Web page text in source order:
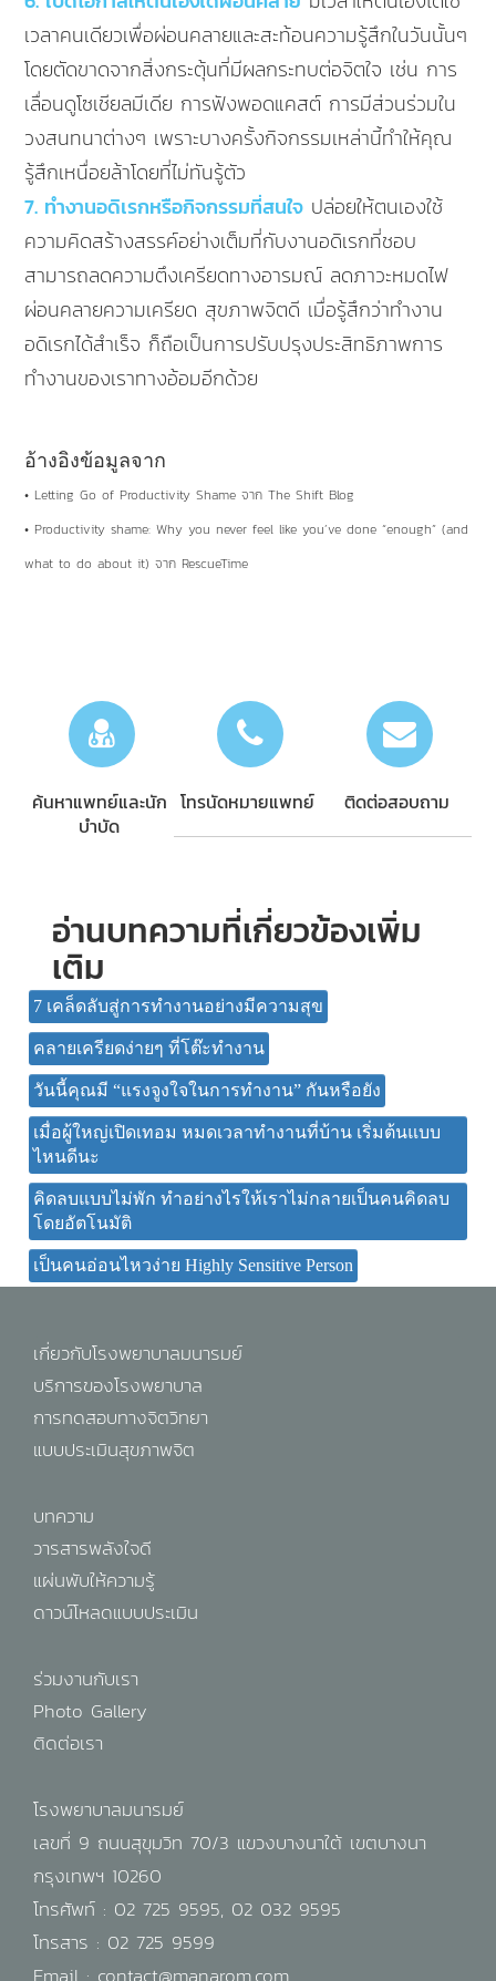
เวลาคนเดียวเพื่อผ่อนคลายและสะท้อนความรู้สึกในวันนั้นๆ
โดยตัดขาดจากสิ่งกระตุ้นที่มีผลกระทบต่อจิตใจ เช่น การ
เลื่อนดูโซเชียลมีเดีย การฟังพอดแคสต์ การมีส่วนร่วมใน
วงสนทนาต่างๆ เพราะบางครั้งกิจกรรมเหล่านี้ทำให้คุณ
รู้สึกเหนื่อยล้าโดยที่ไม่ทันรู้ตัว
7. ทำงานอดิเรกหรือกิจกรรมที่สนใจ ปล่อยให้ตนเองใช้
ความคิดสร้างสรรค์อย่างเต็มที่กับงานอดิเรกที่ชอบ
สามารถลดความตึงเครียดทางอารมณ์ ลดภาวะหมดไฟ
ผ่อนคลายความเครียด สุขภาพจิตดี เมื่อรู้สึกว่าทำงาน
อดิเรกได้สำเร็จ ก็ถือเป็นการปรับปรุงประสิทธิภาพการ
ทำงานของเราทางอ้อมอีกด้วย
อ้างอิงข้อมูลจาก
• Letting Go of Productivity Shame จาก The Shift Blog
• Productivity shame: Why you never feel like you’ve done “enough” (and
what to do about it) จาก RescueTime
ค้นหาแพทย์และนัก
บำบัด
โทรนัดหมายแพทย์ ติดต่อสอบถาม
อ่านบทความที่เกี่ยวข้องเพิ่ม
เติม
7 เคล็ดลับสู่การทำงานอย่างมีความสุข
คลายเครียดง่ายๆ ที่โต๊ะทำงาน
วันนี้คุณมี “แรงจูงใจในการทำงาน” กันหรือยัง
เมื่อผู้ใหญ่เปิดเทอม หมดเวลาทำงานที่บ้าน เริ่มต้นแบบ
ไหนดีนะ
คิดลบแบบไม่พัก ทำอย่างไรให้เราไม่กลายเป็นคนคิดลบ
โดยอัตโนมัติ
เป็นคนอ่อนไหวง่าย Highly Sensitive Person
เกี่ยวกับโรงพยาบาลมนารมย์
บริการของโรงพยาบาล
การทดสอบทางจิตวิทยา
แบบประเมินสุขภาพจิต
บทความ
วารสารพลังใจดี
แผ่นพับให้ความรู้
ดาวน์โหลดแบบประเมิน
ร่วมงานกับเรา
Photo Gallery
ติดต่อเรา
โรงพยาบาลมนารมย์
เลขที่ 9 ถนนสุขุมวิท 70/3 แขวงบางนาใต้ เขตบางนา
กรุงเทพฯ 10260
โทรศัพท์ : 02 725 9595, 02 032 9595
โทรสาร : 02 725 9599
Email : contact@manarom.com